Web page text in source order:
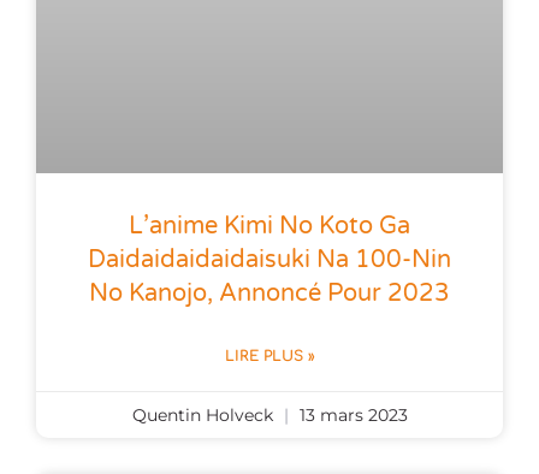
L’anime Kimi No Koto Ga
Daidaidaidaidaisuki Na 100-Nin
No Kanojo, Annoncé Pour 2023
LIRE PLUS »
Quentin Holveck 13 mars 2023